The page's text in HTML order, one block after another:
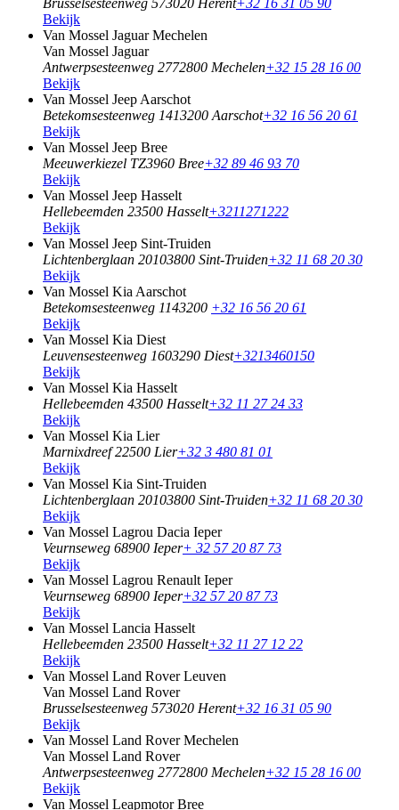
Brusselsesteenweg 573020 Herent+32 16 31 05 90
Bekijk
Van Mossel Jaguar Mechelen
Van Mossel Jaguar
Antwerpsesteenweg 2772800 Mechelen+32 15 28 16 00
Bekijk
Van Mossel Jeep Aarschot
Betekomsesteenweg 1413200 Aarschot+32 16 56 20 61
Bekijk
Van Mossel Jeep Bree
Meeuwerkiezel TZ3960 Bree+32 89 46 93 70
Bekijk
Van Mossel Jeep Hasselt
Hellebeemden 23500 Hasselt+3211271222
Bekijk
Van Mossel Jeep Sint-Truiden
Lichtenberglaan 20103800 Sint-Truiden+32 11 68 20 30
Bekijk
Van Mossel Kia Aarschot
Betekomsesteenweg 1143200 +32 16 56 20 61
Bekijk
Van Mossel Kia Diest
Leuvensesteenweg 1603290 Diest+3213460150
Bekijk
Van Mossel Kia Hasselt
Hellebeemden 43500 Hasselt+32 11 27 24 33
Bekijk
Van Mossel Kia Lier
Marnixdreef 22500 Lier+32 3 480 81 01
Bekijk
Van Mossel Kia Sint-Truiden
Lichtenberglaan 20103800 Sint-Truiden+32 11 68 20 30
Bekijk
Van Mossel Lagrou Dacia Ieper
Veurnseweg 68900 Ieper+ 32 57 20 87 73
Bekijk
Van Mossel Lagrou Renault Ieper
Veurnseweg 68900 Ieper+32 57 20 87 73
Bekijk
Van Mossel Lancia Hasselt
Hellebeemden 23500 Hasselt+32 11 27 12 22
Bekijk
Van Mossel Land Rover Leuven
Van Mossel Land Rover
Brusselsesteenweg 573020 Herent+32 16 31 05 90
Bekijk
Van Mossel Land Rover Mechelen
Van Mossel Land Rover
Antwerpsesteenweg 2772800 Mechelen+32 15 28 16 00
Bekijk
Van Mossel Leapmotor Bree